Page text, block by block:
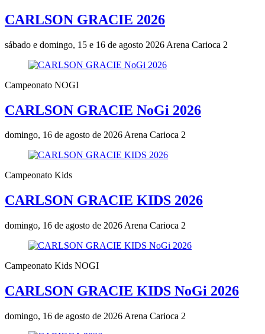
CARLSON GRACIE 2026
sábado e domingo, 15 e 16 de agosto 2026 Arena Carioca 2
Campeonato NOGI
CARLSON GRACIE NoGi 2026
domingo, 16 de agosto de 2026Arena Carioca 2
Campeonato Kids
CARLSON GRACIE KIDS 2026
domingo, 16 de agosto de 2026 Arena Carioca 2
Campeonato Kids NOGI
CARLSON GRACIE KIDS NoGi 2026
domingo, 16 de agosto de 2026 Arena Carioca 2